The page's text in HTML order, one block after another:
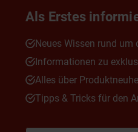
Als Erstes
Neues Wissen rund um
Informationen zu
Alles über
Tipps & Tricks für den